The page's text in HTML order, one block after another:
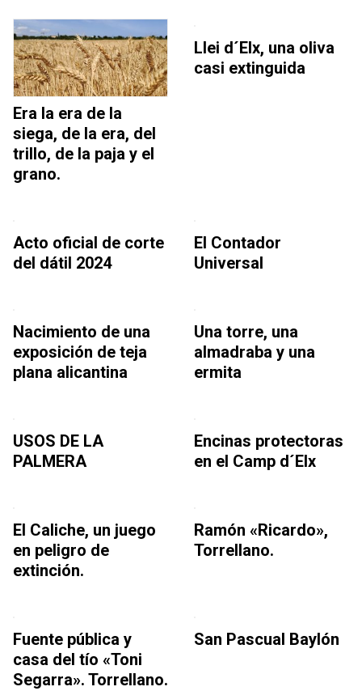
Era la era de la
siega, de la era, del
trillo, de la paja y el
grano.
Llei d´Elx, una oliva
casi extinguida
Acto oficial de corte
del dátil 2024
El Contador
Universal
Nacimiento de una
exposición de teja
plana alicantina
Una torre, una
almadraba y una
ermita
USOS DE LA
PALMERA
Encinas protectoras
en el Camp d´Elx
El Caliche, un juego
en peligro de
extinción.
Ramón «Ricardo»,
Torrellano.
Fuente pública y
casa del tío «Toni
Segarra». Torrellano.
San Pascual Baylón